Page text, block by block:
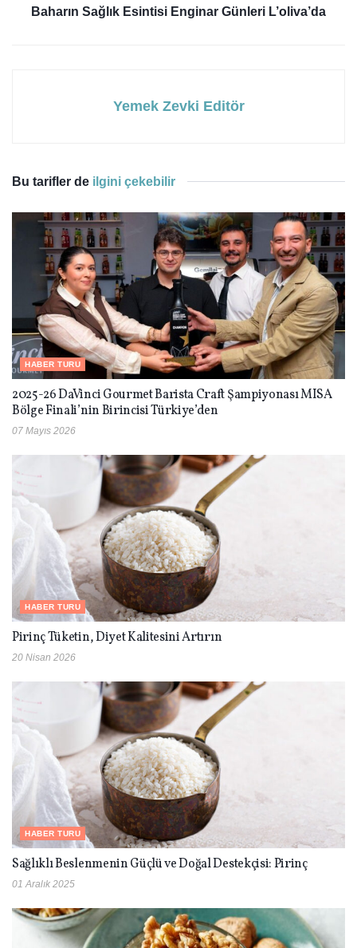
Baharın Sağlık Esintisi Enginar Günleri L’oliva’da
Yemek Zevki Editör
Bu tarifler de ilgini çekebilir
HABER TURU
2025-26 DaVinci Gourmet Barista Craft Şampiyonası MISA
Bölge Finali’nin Birincisi Türkiye’den
07 Mayıs 2026
HABER TURU
Pirinç Tüketin, Diyet Kalitesini Artırın
20 Nisan 2026
HABER TURU
Sağlıklı Beslenmenin Güçlü ve Doğal Destekçisi: Pirinç
01 Aralık 2025